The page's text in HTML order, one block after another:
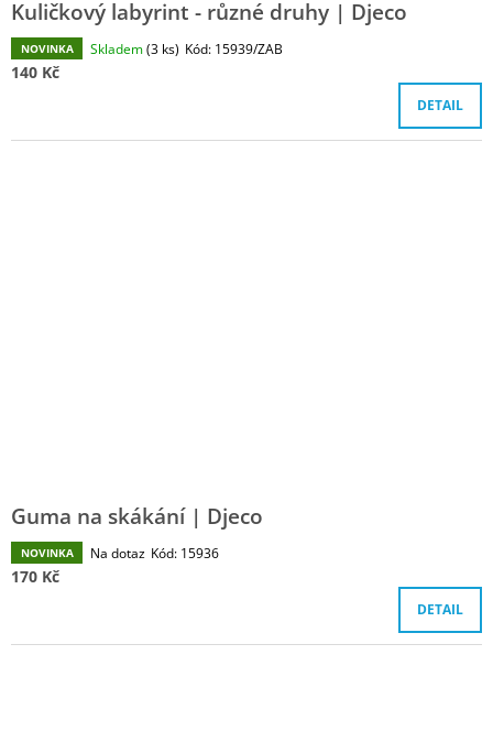
Kuličkový labyrint - různé druhy | Djeco
NOVINKA Skladem(3 ks) Kód: 15939/ZAB
140 Kč
DETAIL
Guma na skákání | Djeco
NOVINKA Na dotaz Kód: 15936
170 Kč
DETAIL